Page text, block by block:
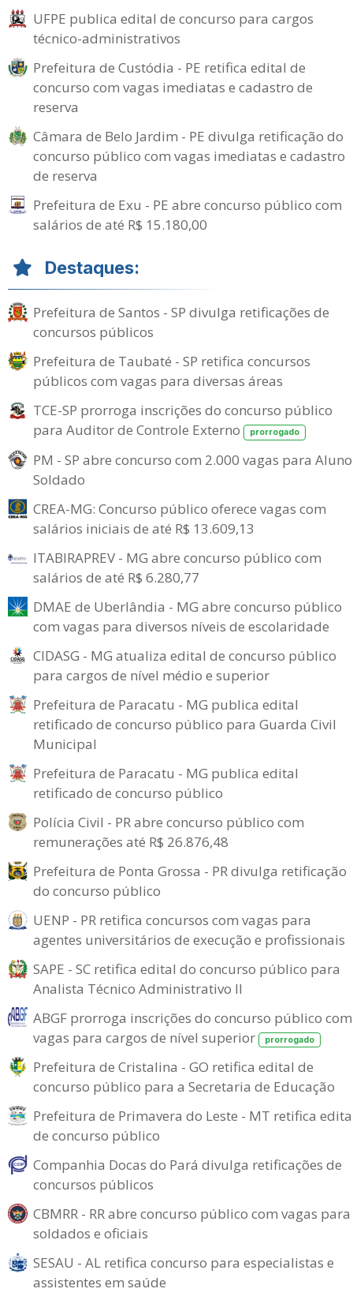
UFPE publica edital de concurso para cargos
técnico-administrativos
Prefeitura de Custódia - PE retifica edital de
concurso com vagas imediatas e cadastro de
reserva
Câmara de Belo Jardim - PE divulga retificação do
concurso público com vagas imediatas e cadastro
de reserva
Prefeitura de Exu - PE abre concurso público com
salários de até R$ 15.180,00
Destaques:
Prefeitura de Santos - SP divulga retificações de
concursos públicos
Prefeitura de Taubaté - SP retifica concursos
públicos com vagas para diversas áreas
TCE-SP prorroga inscrições do concurso público
para Auditor de Controle Externo
prorrogado
PM - SP abre concurso com 2.000 vagas para
Soldado
CREA-MG: Concurso público oferece vagas com
salários iniciais de até R$ 13.609,13
ITABIRAPREV - MG abre concurso público com
salários de até R$ 6.280,77
DMAE de Uberlândia - MG abre concurso público
com vagas para diversos níveis de escolaridade
CIDASG - MG atualiza edital de concurso público
para cargos de nível médio e superior
Prefeitura de Paracatu - MG publica edital
retificado de concurso público para Guarda Civil
Municipal
Prefeitura de Paracatu - MG publica edital
retificado de concurso público
Polícia Civil - PR abre concurso público com
remunerações até R$ 26.876,48
Prefeitura de Ponta Grossa - PR divulga retificação
do concurso público
UENP - PR retifica concursos com vagas para
agentes universitários de execução e profissionais
SAPE - SC retifica edital do concurso público para
Analista Técnico Administrativo II
ABGF prorroga inscrições do concurso público com
vagas para cargos de nível superior
prorrogado
Prefeitura de Cristalina - GO retifica edital de
concurso público para a Secretaria de Educação
Prefeitura de Primavera do Leste - MT retifica
de concurso público
Companhia Docas do Pará divulga retificações de
concursos públicos
CBMRR - RR abre concurso público com vagas para
soldados e oficiais
SESAU - AL retifica concurso para especialistas e
assistentes em saúde